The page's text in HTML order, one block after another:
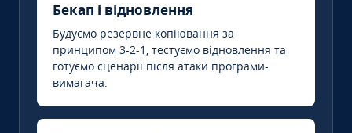
Бекап і відновлення
Будуємо резервне копіювання за
принципом 3-2-1, тестуємо відновлення та
готуємо сценарії після атаки програми-
вимагача.